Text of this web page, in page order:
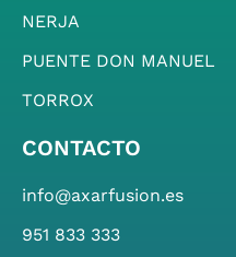
NERJA
PUENTE DON MANUEL
TORROX
CONTACTO
info@axarfusion.es
951 833 333